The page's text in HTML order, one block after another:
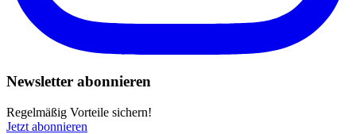
Newsletter abonnieren
Regelmäßig Vorteile sichern!
Jetzt abonnieren